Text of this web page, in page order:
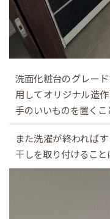
洗面化粧台のグレー
用してオリジナル造
手のいいものを置く
また洗濯が終われば
干しを取り付けること